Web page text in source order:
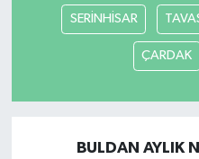
SERİNHİSAR
ÇARDAK
BULDAN AYLIK